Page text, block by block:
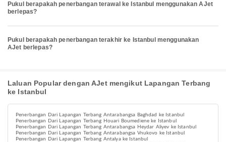
Pukul berapakah penerbangan terawal ke Istanbul menggunakan AJet
berlepas?
Pukul berapakah penerbangan terakhir ke Istanbul menggunakan
AJet berlepas?
Laluan Popular dengan AJet mengikut Lapangan Terbang
ke Istanbul
Penerbangan Dari Lapangan Terbang Antarabangsa Baghdad ke Istanbul
Penerbangan Dari Lapangan Terbang Houari Boumediene ke Istanbul
Penerbangan Dari Lapangan Terbang Antarabangsa Heydar Aliyev ke Istanbul
Penerbangan Dari Lapangan Terbang Antarabangsa Vnukovo ke Istanbul
Penerbangan Dari Lapangan Terbang Antalya ke Istanbul